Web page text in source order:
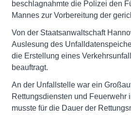
beschlagnahmte die Polizei den
Mannes zur Vorbereitung der
Von der Staatsanwaltschaft
Auslesung des
die Erstellung eines
beauftragt.
An der Unfallstelle war ein
Rettungsdiensten und Feuerwehr
musste für die Dauer der